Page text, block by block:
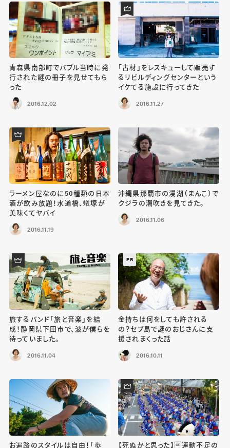
青森県南部町でバブル当時に発
行された謎の冊子を見せてもら
った
2016.12.02
「古材」をレスキューして販売す
るリビルディングセンターという
イケてる施設に行ってきた
2016.11.27
ラーメン屋なのに50種類の日本
酒が飲み放題！水道橋、蟻塚が
美味くてヤバイ
2016.11.19
沖縄県那覇市の漫湖（まんこ）で
クジラの潮吹きを見てきた。
2016.11.06
旅するバンド「旅と音楽」を結
成！静岡県下田市で、波が僕らを
待っていました。
2016.11.04
PR
金持ちは何をしても許される
の？セブ島で謎のおじさんに支
援されまくった話
2016.10.11
お遍路のスタイルは自由！「歩
【死ぬかと思った】運動不足の